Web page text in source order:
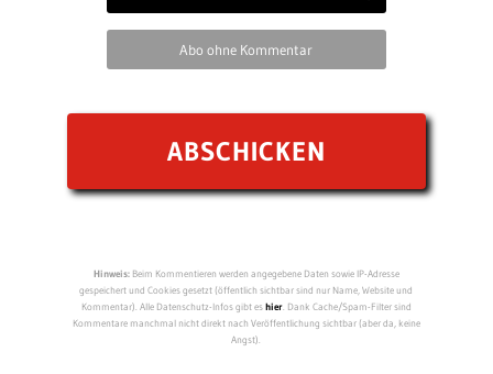
Abo ohne Kommentar
Hinweis:Beim Kommentieren werden angegebene Daten sowie IP-Adresse
gespeichert und Cookies gesetzt (öffentlich sichtbar sind nur Name, Website und
Kommentar). Alle Datenschutz-Infos gibt eshier. Dank Cache/Spam-Filter sind
Kommentare manchmal nicht direkt nach Veröffentlichung sichtbar (aber da, keine
Angst).